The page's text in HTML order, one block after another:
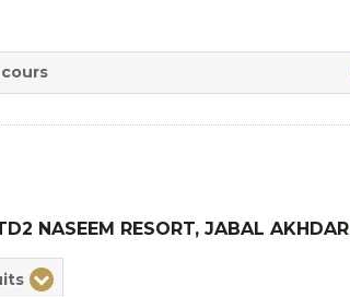
NASEEM RESORT, JABAL AKHDAR